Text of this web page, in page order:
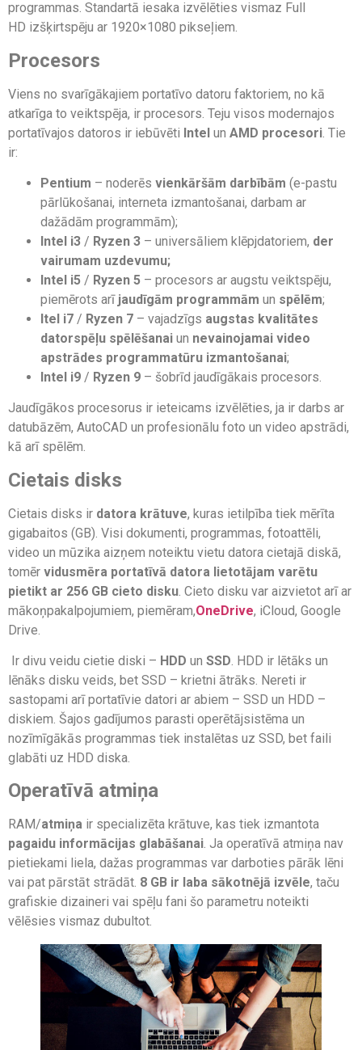
programmas. Standartā iesaka izvēlēties vismaz Full
HD izšķirtspēju ar 1920×1080 pikseļiem.
Procesors
Viens no svarīgākajiem portatīvo datoru faktoriem, no kā
atkarīga to veiktspēja, ir procesors. Teju visos modernajos
portatīvajos datoros ir iebūvēti Intel un AMD procesori . Tie
ir:
Pentium – noderēs vienkāršām darbībām (e-pastu
pārlūkošanai, interneta izmantošanai, darbam ar
dažādām programmām);
Intel i3 / Ryzen 3 – universāliem klēpjdatoriem, der
vairumam uzdevumu;
Intel i5 / Ryzen 5 – procesors ar augstu veiktspēju,
piemērots arī jaudīgām programmām un spēlēm;
Itel i7 / Ryzen 7 ­– vajadzīgs augstas kvalitātes
datorspēļu spēlēšanai un nevainojamai video
apstrādes programmatūru izmantošanai;
Intel i9 / Ryzen 9 – šobrīd jaudīgākais procesors.
Jaudīgākos procesorus ir ieteicams izvēlēties, ja ir darbs ar
datubāzēm, AutoCAD un profesionālu foto un video apstrādi,
kā arī spēlēm.
Cietais disks
Cietais disks ir datora krātuve, kuras ietilpība tiek mērīta
gigabaitos (GB). Visi dokumenti, programmas, fotoattēli,
video un mūzika aizņem noteiktu vietu datora cietajā diskā,
tomēr vidusmēra portatīvā datora lietotājam varētu
pietikt ar 256 GB cieto disku . Cieto disku var aizvietot arī ar
mākoņpakalpojumiem, piemēram,OneDrive, iCloud, Google
Drive.
Ir divu veidu cietie diski – HDD un SSD. HDD ir lētāks un
lēnāks disku veids, bet SSD – krietni ātrāks. Nereti ir
sastopami arī portatīvie datori ar abiem – SSD un HDD –
diskiem. Šajos gadījumos parasti operētājsistēma un
nozīmīgākās programmas tiek instalētas uz SSD, bet faili
glabāti uz HDD diska.
Operatīvā atmiņa
RAM/atmiņa ir specializēta krātuve, kas tiek izmantota
pagaidu informācijas glabāšanai. Ja operatīvā atmiņa nav
pietiekami liela, dažas programmas var darboties pārāk lēni
vai pat pārstāt strādāt. 8 GB ir laba sākotnējā izvēle, taču
grafiskie dizaineri vai spēļu fani šo parametru noteikti
vēlēsies vismaz dubultot.